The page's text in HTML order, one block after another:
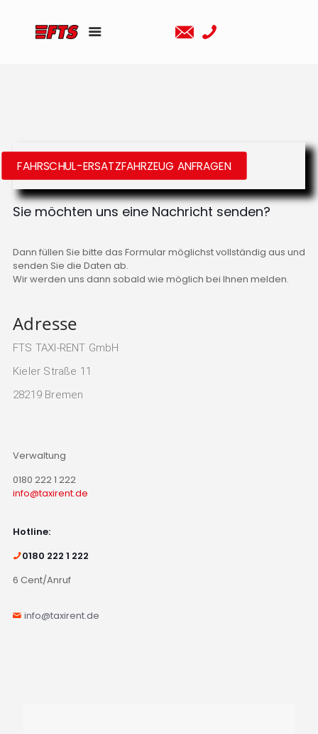
FAHRSCHUL-ERSATZFAHRZEUG ANFRAGEN
Sie möchten uns eine Nachricht senden?
Dann füllen Sie bitte das Formular möglichst vollständig aus und
senden Sie die Daten ab.
Wir werden uns dann sobald wie möglich bei Ihnen melden.
Adresse
FTS TAXI-RENT GmbH
Kieler Straße 11
28219 Bremen
Verwaltung
0180 222 1 222
info@taxirent.de
Hotline:
0180 222 1 222
6 Cent/Anruf
info@taxirent.de